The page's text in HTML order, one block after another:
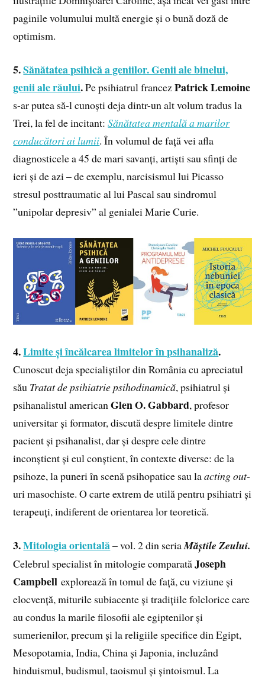
paginile volumului multă energie și o bună doză de
optimism.
5.Sănătatea psihică a geniilor. Genii ale binelui,
genii ale răului.Pe psihiatrul francezPatrick Lemoine
s-ar putea să-l cunoști deja dintr-un alt volum tradus la
Trei, la fel de incitant:Sănătatea mentală a marilor
conducători ai lumii. În volumul de față vei afla
diagnosticele a 45 de mari savanți, artiști sau sfinți de
ieri și de azi – de exemplu, narcisismul lui Picasso
stresul posttraumatic al lui Pascal sau sindromul
”unipolar depresiv” al genialei Marie Curie.
4.Limite și încălcarea limitelor în psihanaliză.
Cunoscut deja specialiștilor din România cu apreciatul
său Tratat de psihiatrie psihodinamică, psihiatrul și
psihanalistul americanGlen O. Gabbard, profesor
universitar și formator, discută despre limitele dintre
pacient și psihanalist, dar și despre cele dintre
inconștient și eul conștient, în contexte diverse: de la
psihoze, la puneri în scenă psihopatice sau laacting out-
uri masochiste. O carte extrem de utilă pentru psihiatri și
terapeuți, indiferent de orientarea lor teoretică.
3.Mitologia orientală– vol. 2 din seriaMăștile Zeului.
Celebrul specialist în mitologie comparatăJoseph
Campbell explorează în tomul de față, cu viziune și
elocvență, miturile subiacente și tradițiile folclorice care
au condus la marile filosofii ale egiptenilor și
sumerienilor, precum și la religiile specifice din Egipt,
Mesopotamia, India, China și Japonia, incluzând
hinduismul, budismul, taoismul și șintoismul. La